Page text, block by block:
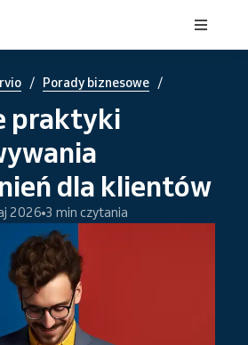
/ Porady biznesowe /
praktyki
dla klientów
2026 3 min czytania